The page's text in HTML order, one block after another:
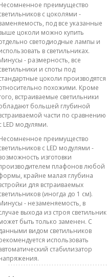
преимущество
с цоколями -
под все указанные
цоколи можно купить
светодиодные лампы и
в светильниках.
- размерность, все
и споты под
цоколи производятся
похожими. Кроме
встраиваемые светильники
большей глубиной
части по сравнению
LED модулями.
преимущество
с LED модулями -
изготовки
плафонов любой
крайне малая глубина
для встраиваемых
(иногда до 1 см).
- незаменяемость, в
выхода из строя светильник
быть только заменен. С
видом светильников
использовать
стабилизатор